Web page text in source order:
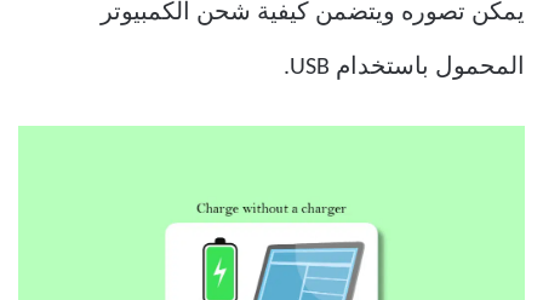
يمكن تصوره ويتضمن كيفية شحن الكمبيوتر
المحمول باستخدام USB.